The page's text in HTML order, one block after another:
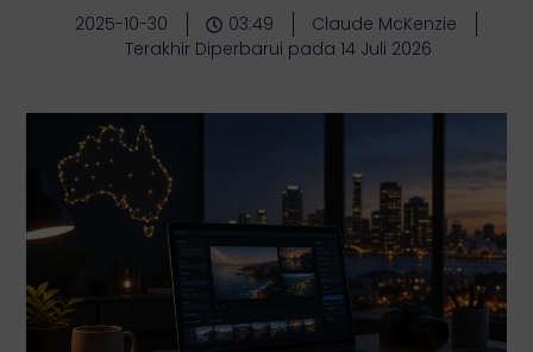
2025-10-30 03:49
Claude McKenzie
Terakhir Diperbarui pada 14 Juli 2026